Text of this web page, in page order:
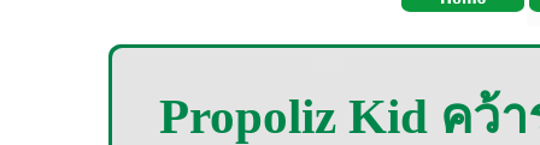
Propoliz Kid คว้า